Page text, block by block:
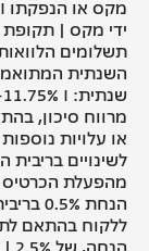
מרווח סיכון,
או עלויות
הנחת
ללקוח בהתאם